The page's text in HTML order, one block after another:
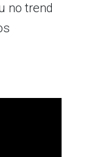
no trend